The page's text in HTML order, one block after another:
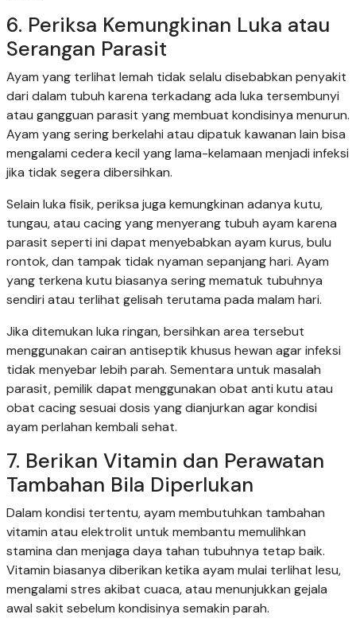
6. Periksa Kemungkinan Luka atau
Serangan Parasit
Ayam yang terlihat lemah tidak selalu disebabkan penyakit
dari dalam tubuh karena terkadang ada luka tersembunyi
atau gangguan parasit yang membuat kondisinya menurun.
Ayam yang sering berkelahi atau dipatuk kawanan lain bisa
mengalami cedera kecil yang lama-kelamaan menjadi infeksi
jika tidak segera dibersihkan.
Selain luka fisik, periksa juga kemungkinan adanya kutu,
tungau, atau cacing yang menyerang tubuh ayam karena
parasit seperti ini dapat menyebabkan ayam kurus, bulu
rontok, dan tampak tidak nyaman sepanjang hari. Ayam
yang terkena kutu biasanya sering mematuk tubuhnya
sendiri atau terlihat gelisah terutama pada malam hari.
Jika ditemukan luka ringan, bersihkan area tersebut
menggunakan cairan antiseptik khusus hewan agar infeksi
tidak menyebar lebih parah. Sementara untuk masalah
parasit, pemilik dapat menggunakan obat anti kutu atau
obat cacing sesuai dosis yang dianjurkan agar kondisi
ayam perlahan kembali sehat.
7. Berikan Vitamin dan Perawatan
Tambahan Bila Diperlukan
Dalam kondisi tertentu, ayam membutuhkan tambahan
vitamin atau elektrolit untuk membantu memulihkan
stamina dan menjaga daya tahan tubuhnya tetap baik.
Vitamin biasanya diberikan ketika ayam mulai terlihat lesu,
mengalami stres akibat cuaca, atau menunjukkan gejala
awal sakit sebelum kondisinya semakin parah.